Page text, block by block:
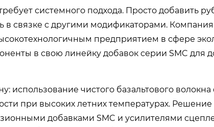
системного подхода. Просто добавить
в связке с другими модификаторами.
предприятием в сфере
в свою линейку добавок серии SMC для
чистого базальтового
при высоких летних температурах.
добавками SMC и усилителями